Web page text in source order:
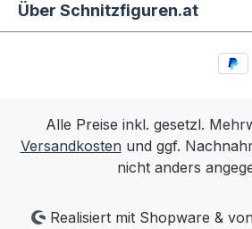
Über Schnitzfiguren.at
Alle Preise inkl. gesetzl.
Versandkostenund ggf.
nicht anders
Realisiert mit Shopware &